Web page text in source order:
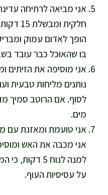
אני מביאה לרתיחה
חלקית
הופך לאדום עמוק
בו שהאוכל כבר עובד
נותנים מליחות טבעית
מים.
אני טועמת ומאזנת עם
אני מכבה את האש
למנה לנוח 5
על עסיסיות העוף.